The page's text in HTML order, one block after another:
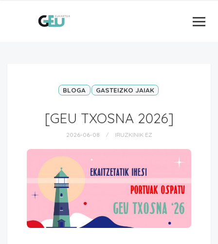
BLOGA GASTEIZKO JAIAK
[GEU TXOSNA 2026]
2026-06-08 IRUZKINIK EZ